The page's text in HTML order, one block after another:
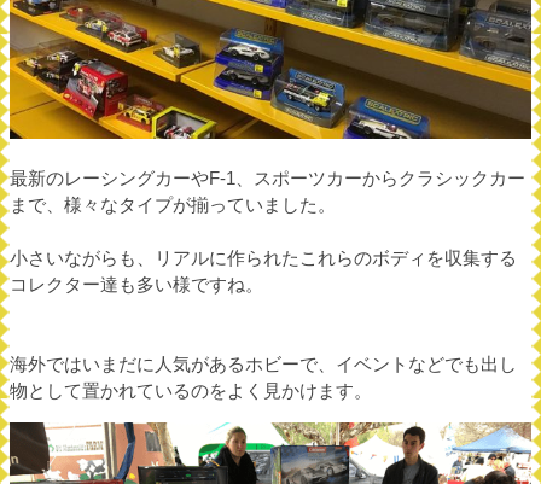
最新のレーシングカーやF-1、スポーツカーからクラシックカー
まで、様々なタイプが揃っていました。
小さいながらも、リアルに作られたこれらのボディを収集する
コレクター達も多い様ですね。
海外ではいまだに人気があるホビーで、イベントなどでも出し
物として置かれているのをよく見かけます。